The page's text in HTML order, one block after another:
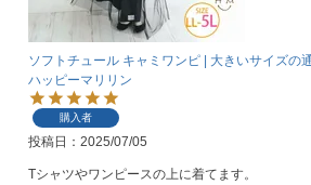
ソフトチュール キャミワンピ | 大きいサイズの
ハッピーマリリン
購入者
投稿日 2025/07/05
Tシャツやワンピースの上に着てます。